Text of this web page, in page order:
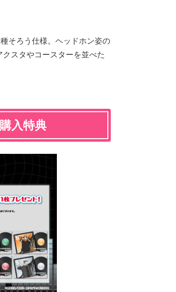
そろう仕様。ヘッドホン姿の
スタやコースターを並べた
入特典